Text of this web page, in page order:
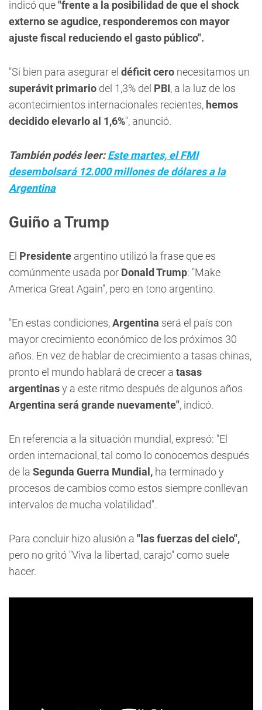
indicó que"frente a la posibilidad de que el shock
externo se agudice, responderemos con mayor
ajuste fiscal reduciendo el gasto público".
"Si bien para asegurar el déficit cero necesitamos un
superávit primario del 1,3% del PBI, a la luz de los
acontecimientos internacionales recientes, hemos
decidido elevarlo al 1,6%", anunció.
También podés leer:Este martes, el FMI
desembolsará 12.000 millones de dólares a la
Argentina
Guiño a Trump
El Presidente argentino utilizó la frase que es
comúnmente usada por Donald Trump: "Make
America Great Again", pero en tono argentino.
"En estas condiciones,Argentina será el país con
mayor crecimiento económico de los próximos 30
años. En vez de hablar de crecimiento a tasas chinas,
pronto el mundo hablará de crecer a tasas
argentinasy a este ritmo después de algunos años
Argentina será grande nuevamente", indicó.
En referencia a la situación mundial, expresó: "El
orden internacional, tal como lo conocemos después
de la Segunda Guerra Mundial, ha terminado y
procesos de cambios como estos siempre conllevan
intervalos de mucha volatilidad".
Para concluir hizo alusión a "las fuerzas del cielo",
pero no gritó "Viva la libertad, carajo" como suele
hacer.